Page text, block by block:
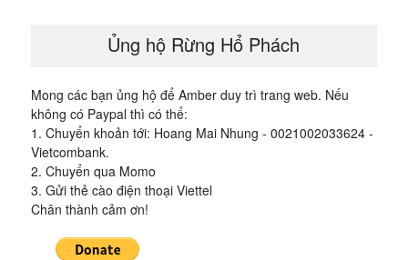
Ủng hộ Rừng Hổ Phách
Mong các bạn ủng hộ để Amber duy trì trang web. Nếu
không có Paypal thì có thể:
1. Chuyển khoản tới: Hoang Mai Nhung - 0021002033624 -
Vietcombank.
2. Chuyển qua Momo
3. Gửi thẻ cào điện thoại Viettel
Chân thành cảm ơn!